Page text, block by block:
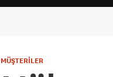
MÜŞTERİLER